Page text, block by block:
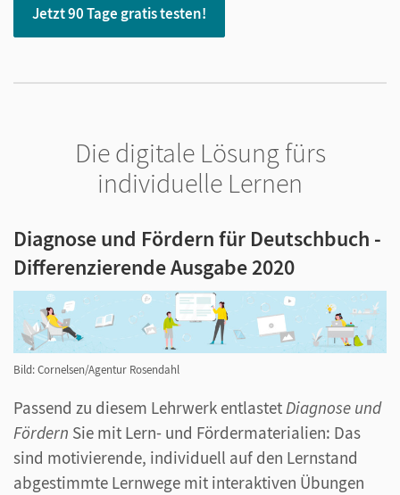
Jetzt 90 Tage gratis testen!
Die digitale Lösung fürs
individuelle Lernen
Diagnose und Fördern für Deutschbuch -
Differenzierende Ausgabe 2020
Bild: Cornelsen/Agentur Rosendahl
Passend zu diesem Lehrwerk entlastet Diagnose und
Fördern Sie mit Lern- und Fördermaterialien: Das
sind motivierende, individuell auf den Lernstand
abgestimmte Lernwege mit interaktiven Übungen